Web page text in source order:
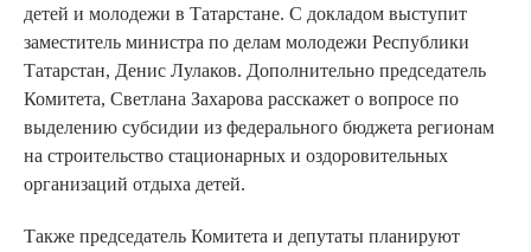
детей и молодежи в Татарстане. С докладом выступит
заместитель министра по делам молодежи Республики
Татарстан, Денис Лулаков. Дополнительно председатель
Комитета, Светлана Захарова расскажет о вопросе по
выделению субсидии из федерального бюджета регионам
на строительство стационарных и оздоровительных
организаций отдыха детей.
Также председатель Комитета и депутаты планируют